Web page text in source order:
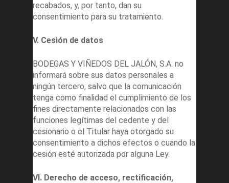
recabados, y, por tanto, dan su
consentimiento para su tratamiento.
V. Cesión de datos
BODEGAS Y VIÑEDOS DEL JALÓN, S.A. no
informará sobre sus datos personales a
ningún tercero, salvo que la comunicación
tenga como finalidad el cumplimiento de los
fines directamente relacionados con las
funciones legítimas del cedente y del
cesionario o el Titular haya otorgado su
consentimiento a dichos efectos o cuando la
cesión esté autorizada por alguna Ley.
VI. Derecho de acceso, rectificación,